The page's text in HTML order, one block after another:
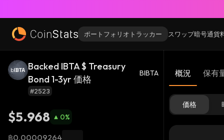
ポートフォリオトラッカー スワップ暗号通貨
Backed IBTA $ Treasury
Bond 1-3yr 価格
BIBTA
#2523
$5.968 0%
฿0.00009264
概況 保有
価格